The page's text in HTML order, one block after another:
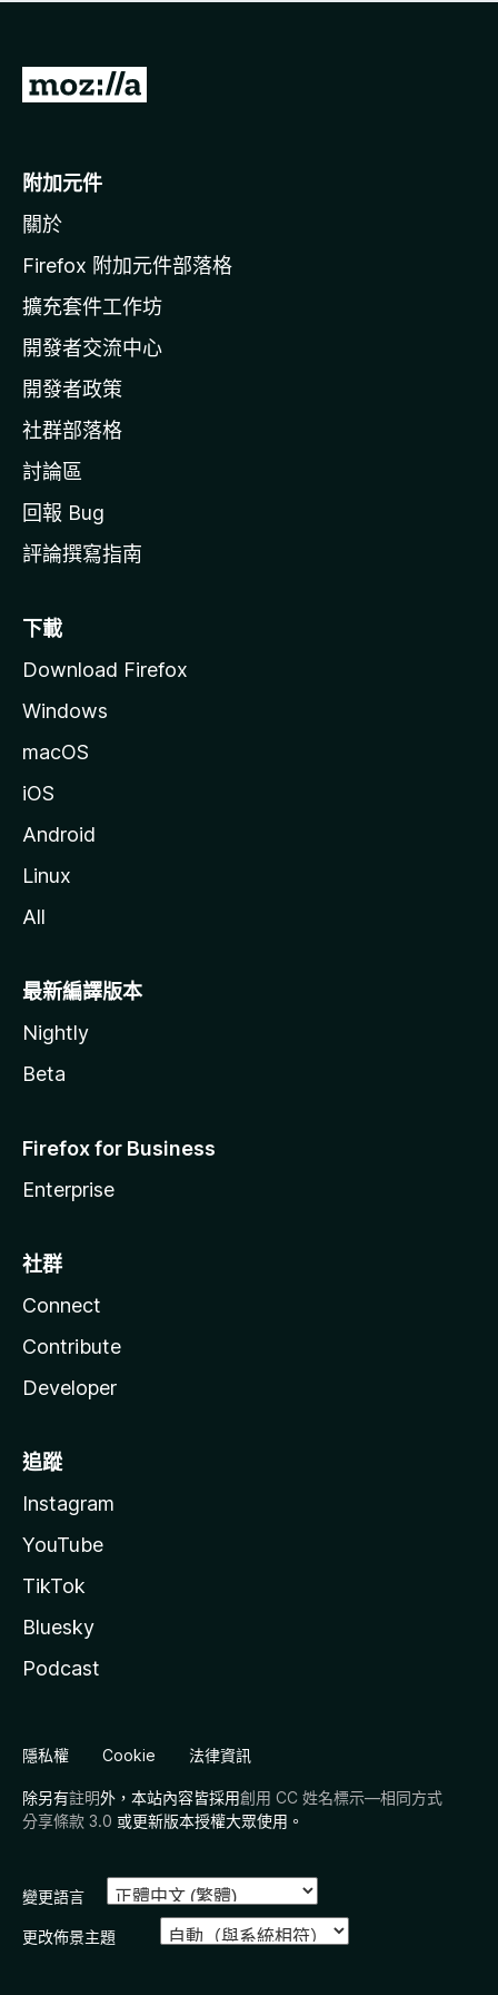
有
前
o
i
l
a
官
網
附加元件
關於
Firefox 附加元件部落格
擴充套件工作坊
開發者交流中心
開發者政策
社群部落格
討論區
回報 Bug
評論撰寫指南
下載
Download Firefox
Windows
macOS
iOS
Android
Linux
All
最新編譯版本
Nightly
Beta
Firefox for Business
Enterprise
社群
Connect
Contribute
Developer
追蹤
Instagram
YouTube
TikTok
Bluesky
Podcast
隱私權 Cookie 法律資訊
除另有註明外，本站內容皆採用創用 CC 姓名標示—相同方式
分享條款 3.0 或更新版本授權大眾使用。
變更語言
更改佈景主題